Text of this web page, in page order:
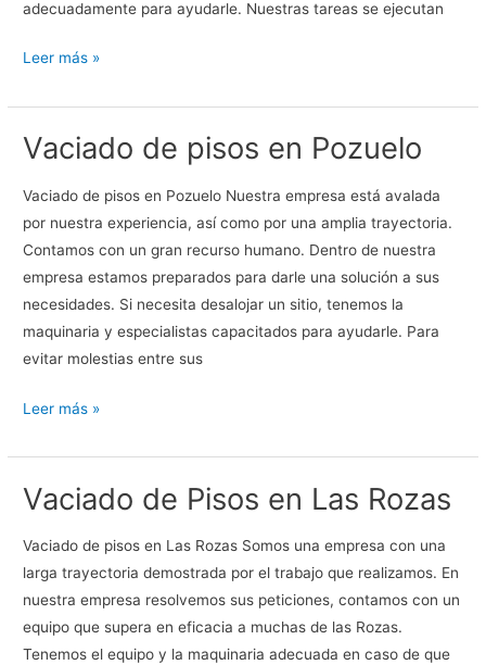
adecuadamente para ayudarle. Nuestras tareas se ejecutan
Vaciado
Pisos
en
Mostoles
Leer más »
Vaciado de pisos en Pozuelo
Vaciado de pisos en Pozuelo Nuestra empresa está avalada
por nuestra experiencia, así como por una amplia trayectoria.
Contamos con un gran recurso humano. Dentro de nuestra
empresa estamos preparados para darle una solución a sus
necesidades. Si necesita desalojar un sitio, tenemos la
maquinaria y especialistas capacitados para ayudarle. Para
evitar molestias entre sus
Vaciado
pisos
en
Pozuelo
Leer más »
Vaciado de Pisos en Las Rozas
Vaciado de pisos en Las Rozas Somos una empresa con una
larga trayectoria demostrada por el trabajo que realizamos. En
nuestra empresa resolvemos sus peticiones, contamos con un
equipo que supera en eficacia a muchas de las Rozas.
Tenemos el equipo y la maquinaria adecuada en caso de que